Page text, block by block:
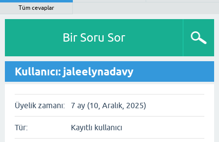
Tüm cevaplar
Bir Soru Sor
Kullanıcı: jaleelynadavy
Üyelik zamanı: 7 ay (10, Aralık, 2025)
Tür: Kayıtlı kullanıcı